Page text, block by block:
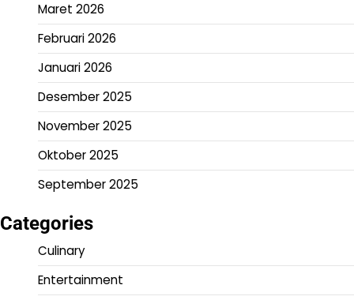
Maret 2026
Februari 2026
Januari 2026
Desember 2025
November 2025
Oktober 2025
September 2025
Categories
Culinary
Entertainment